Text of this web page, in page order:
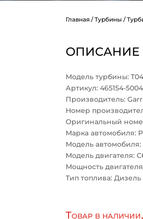
Главная /Турбины /
ОПИСАНИЕ
Модель турбины:
Артикул: 465154-
Производитель:
Номер
Оригинальный
Марка автомобиля:
Модель автомобиля:
Модель двигателя:
Мощность
Тип топлива: Дизель
Товар в